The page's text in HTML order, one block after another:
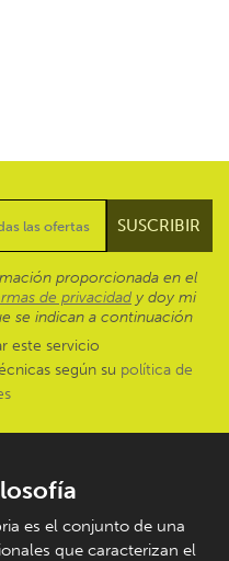
proporcionada en el
de privacidad y doy mi
se indican a continuación
este servicio
según su política de
es el conjunto de una
que caracterizan el